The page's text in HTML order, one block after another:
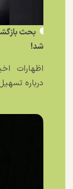
بحث
شد!
اظهارات
درباره